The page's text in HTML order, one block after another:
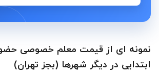
نمونه ای از قیمت معلم خصوصی
ابتدایی در دیگر شهرها (بجز تهران)